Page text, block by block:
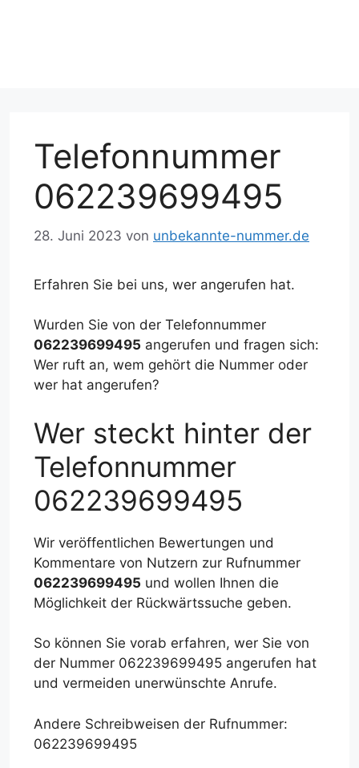
Telefonnummer
062239699495
28. Juni 2023 von unbekannte-nummer.de
Erfahren Sie bei uns, wer angerufen hat.
Wurden Sie von der Telefonnummer
062239699495 angerufen und fragen sich:
Wer ruft an, wem gehört die Nummer oder
wer hat angerufen?
Wer steckt hinter der
Telefonnummer
062239699495
Wir veröffentlichen Bewertungen und
Kommentare von Nutzern zur Rufnummer
062239699495 und wollen Ihnen die
Möglichkeit der Rückwärtssuche geben.
So können Sie vorab erfahren, wer Sie von
der Nummer 062239699495 angerufen hat
und vermeiden unerwünschte Anrufe.
Andere Schreibweisen der Rufnummer:
062239699495